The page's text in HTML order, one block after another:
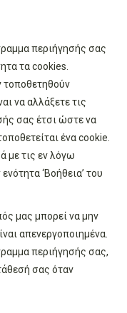
περιήγησής σας
τα cookies.
τοποθετηθούν
να αλλάξετε τις
σας έτσι ώστε να
ένα cookie.
με τις εν λόγω
‘Βοήθεια’ του
μας μπορεί να μην
απενεργοποιημένα.
περιήγησής σας,
σας όταν